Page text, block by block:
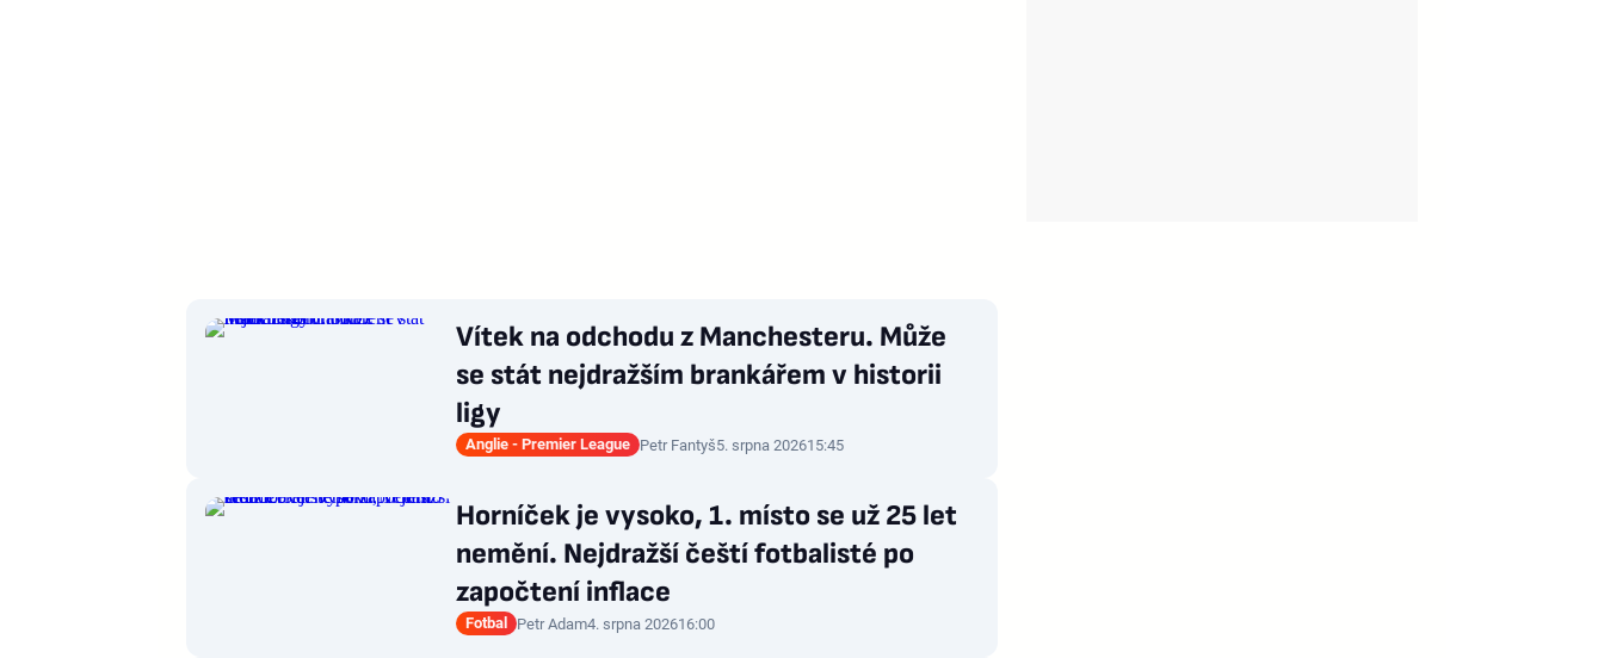
Vítek na odchodu z Manchesteru. Může
se stát nejdražším brankářem v historii
ligy
Anglie - Premier League Petr Fantyš5. srpna 202615:45
Horníček je vysoko, 1. místo se už 25 let
nemění. Nejdražší čeští fotbalisté po
započtení inflace
Fotbal Petr Adam4. srpna 202616:00